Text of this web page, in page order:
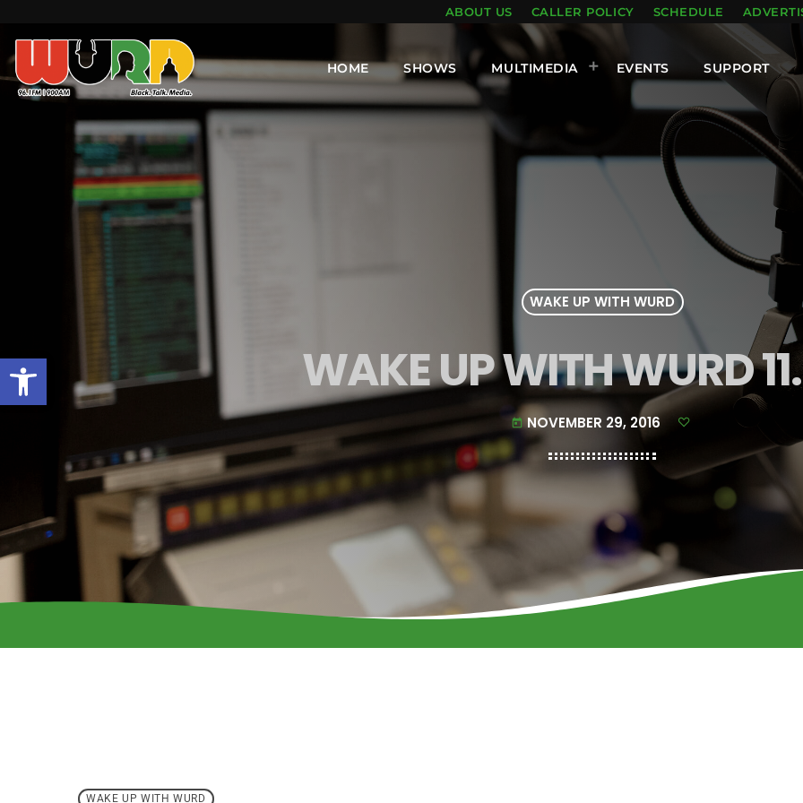
Open toolbar
ABOUT US CALLER POLICY SCHEDULE
HOME SHOWS MULTIMEDIA EVENTS SUPPORT
WAKE UP WITH WURD
WAKE UP WITH WURD
today NOVEMBER 29, 2016
WAKE UP WITH WURD